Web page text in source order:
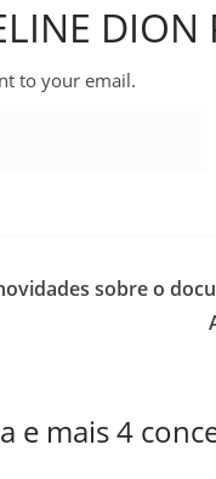
DION
to your email.
sobre o
e mais 4